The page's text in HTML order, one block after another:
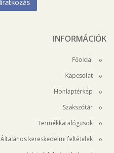
INFORMÁCIÓK
Főoldal
Kapcsolat
Honlaptérkép
Szakszótár
Termékkatalógusok
Általános kereskedelmi feltételek